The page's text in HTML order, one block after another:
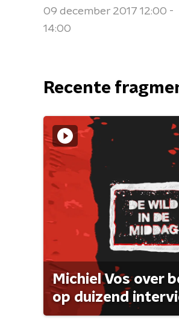
09 december 2017 12:00 -
14:00
Recente
Michiel Vos over
op duizend